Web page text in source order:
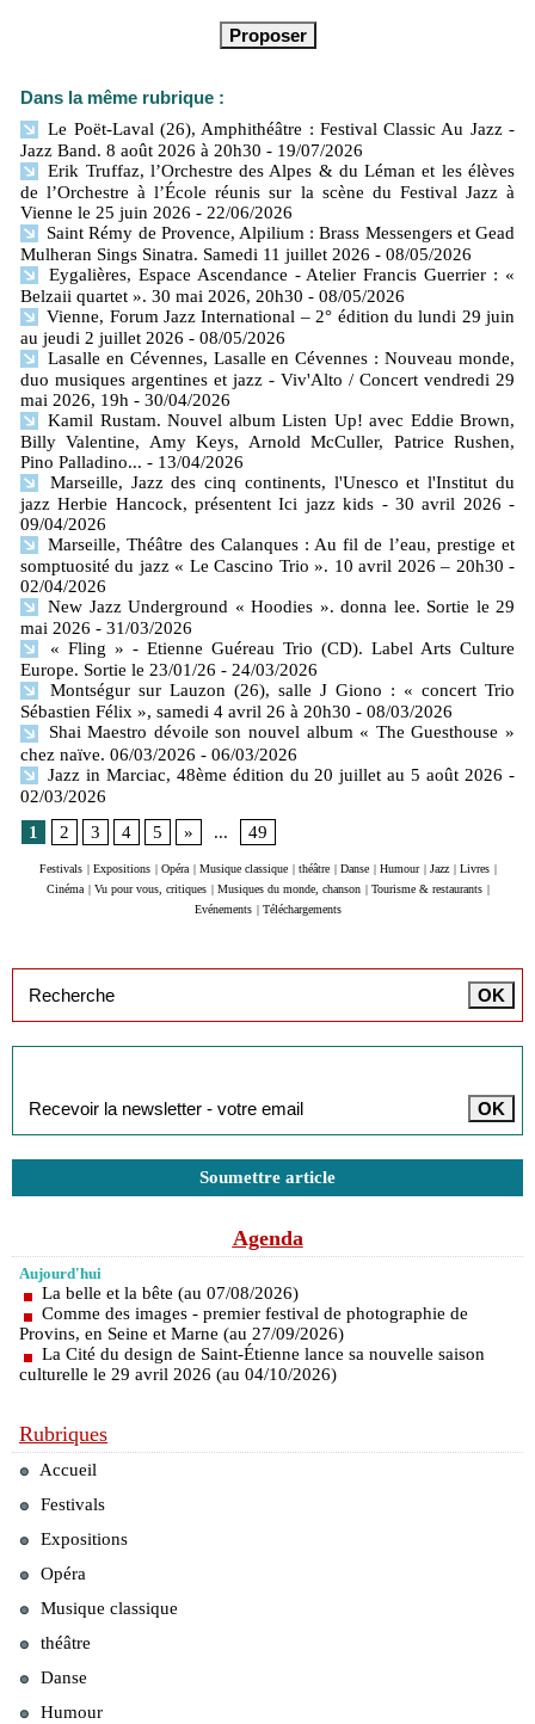
Dans la même rubrique :
Le Poët-Laval (26), Amphithéâtre : Festival Classic Au Jazz -
Jazz Band. 8 août 2026 à 20h30 - 19/07/2026
Erik Truffaz, l’Orchestre des Alpes & du Léman et les élèves
de l’Orchestre à l’École réunis sur la scène du Festival Jazz à
Vienne le 25 juin 2026 - 22/06/2026
Saint Rémy de Provence, Alpilium : Brass Messengers et Gead
Mulheran Sings Sinatra. Samedi 11 juillet 2026 - 08/05/2026
Eygalières, Espace Ascendance - Atelier Francis Guerrier : «
Belzaii quartet ». 30 mai 2026, 20h30 - 08/05/2026
Vienne, Forum Jazz International – 2° édition du lundi 29 juin
au jeudi 2 juillet 2026 - 08/05/2026
Lasalle en Cévennes, Lasalle en Cévennes : Nouveau monde,
duo musiques argentines et jazz - Viv'Alto / Concert vendredi 29
mai 2026, 19h - 30/04/2026
Kamil Rustam. Nouvel album Listen Up! avec Eddie Brown,
Billy Valentine, Amy Keys, Arnold McCuller, Patrice Rushen,
Pino Palladino... - 13/04/2026
Marseille, Jazz des cinq continents, l'Unesco et l'Institut du
jazz Herbie Hancock, présentent Ici jazz kids - 30 avril 2026 -
09/04/2026
Marseille, Théâtre des Calanques : Au fil de l’eau, prestige et
somptuosité du jazz « Le Cascino Trio ». 10 avril 2026 – 20h30 -
02/04/2026
New Jazz Underground « Hoodies ». donna lee. Sortie le 29
mai 2026 - 31/03/2026
« Fling » - Etienne Guéreau Trio (CD). Label Arts Culture
Europe. Sortie le 23/01/26 - 24/03/2026
Montségur sur Lauzon (26), salle J Giono : « concert Trio
Sébastien Félix », samedi 4 avril 26 à 20h30 - 08/03/2026
Shai Maestro dévoile son nouvel album « The Guesthouse »
chez naïve. 06/03/2026 - 06/03/2026
Jazz in Marciac, 48ème édition du 20 juillet au 5 août 2026 -
02/03/2026
1
2 3 4 5 » ... 49
Festivals | Expositions | Opéra | Musique classique | théâtre | Danse | Humour | Jazz | Livres |
Cinéma | Vu pour vous, critiques | Musiques du monde, chanson | Tourisme & restaurants |
Evénements | Téléchargements
Soumettre article
Agenda
Aujourd'hui
La belle et la bête (au 07/08/2026)
Comme des images - premier festival de photographie de
Provins, en Seine et Marne (au 27/09/2026)
La Cité du design de Saint-Étienne lance sa nouvelle saison
culturelle le 29 avril 2026 (au 04/10/2026)
Rubriques
Accueil
Festivals
Expositions
Opéra
Musique classique
théâtre
Danse
Humour